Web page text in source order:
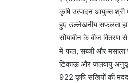
कृषि उत्पादन आयुक्त श्री
हुए उल्लेखनीय सफलता
सोयाबीन के बीज वितरण
में फल, सब्जी और मसाला
टिकाऊ और जलवायु
922 कृषि सखियों की